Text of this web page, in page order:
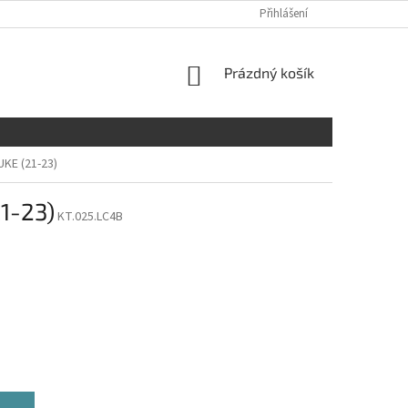
Přihlášení
NÁKUPNÍ
Prázdný košík
(21-23)
23) KT.025.LC4B